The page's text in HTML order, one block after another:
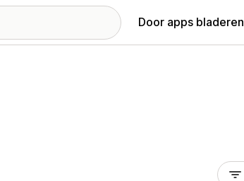
Door apps bladeren